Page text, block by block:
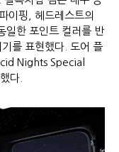
이핑, 헤드레스트의
일한 포인트 컬러를 반
를 표현했다. 도어 플
Nights Special
다.